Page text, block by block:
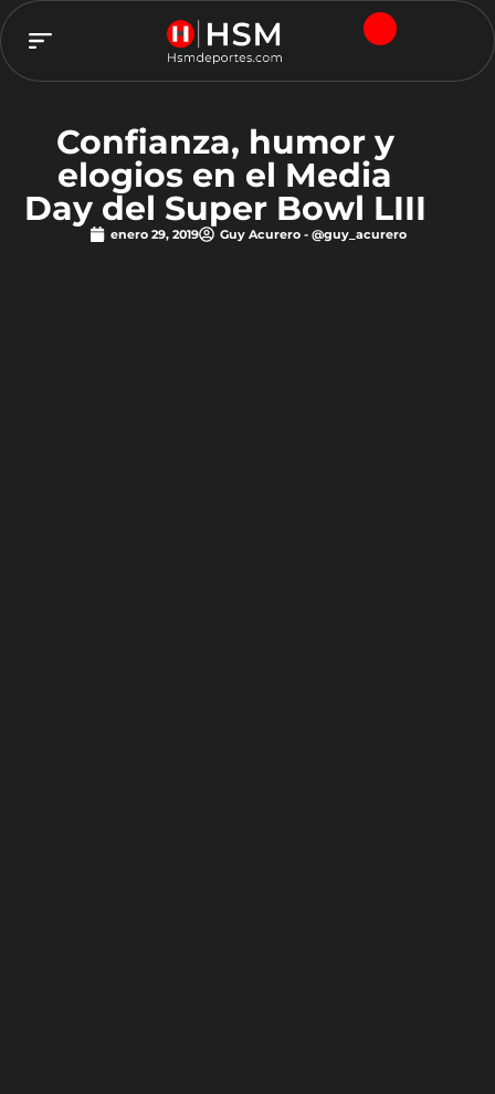
Confianza, humor y
elogios en el Media
Day del Super Bowl LIII
enero 29, 2019 Guy Acurero - @guy_acurero